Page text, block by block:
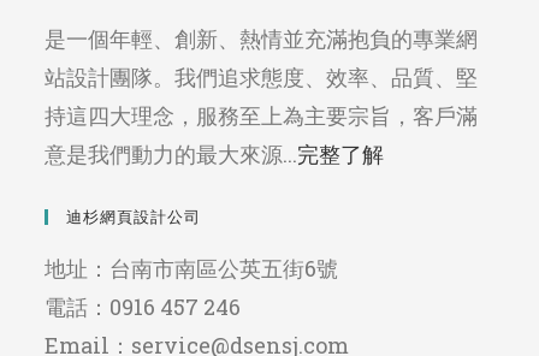
是一個年輕、創新、熱情並充滿抱負的專業網
站設計團隊。我們追求態度、效率、品質、堅
持這四大理念，服務至上為主要宗旨，客戶滿
意是我們動力的最大來源...完整了解
迪杉網頁設計公司
地址：台南市南區公英五街6號
電話：0916 457 246
Email：service@dsensj.com